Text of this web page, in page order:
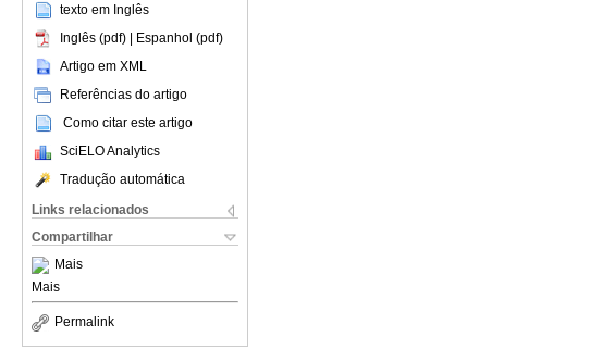
texto em Inglês
Inglês (pdf) | Espanhol (pdf)
Artigo em XML
Referências do artigo
Como citar este artigo
SciELO Analytics
Tradução automática
Links relacionados
Compartilhar
Mais
Mais
Permalink